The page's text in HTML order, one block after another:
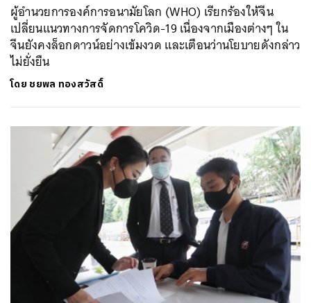
ผู้อำนวยการองค์การอนามัยโลก (WHO) เรียกร้องให้จีน
เปลี่ยนแนวทางการจัดการโควิด-19 เนื่องจากเมืองต่างๆ ใน
จีนยังคงล็อกดาวน์อย่างเข้มงวด และเตือนว่านโยบายดังกล่าว
ไม่ยั่งยืน
โดย ชยพล ทองสวัสดิ์